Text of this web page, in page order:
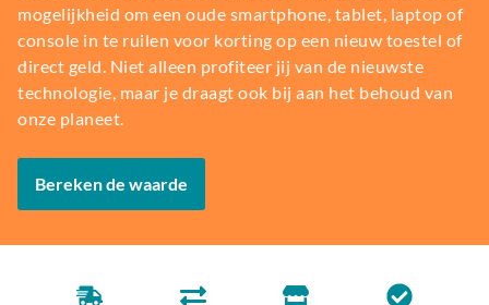
mogelijkheid om een oude smartphone, tablet, laptop of
console in te ruilen voor korting op een nieuw toestel of
direct geld. Niet alleen profiteer jij van de nieuwste
technologie, maar je draagt ook bij aan het behoud van
onze planeet.
Bereken de waarde